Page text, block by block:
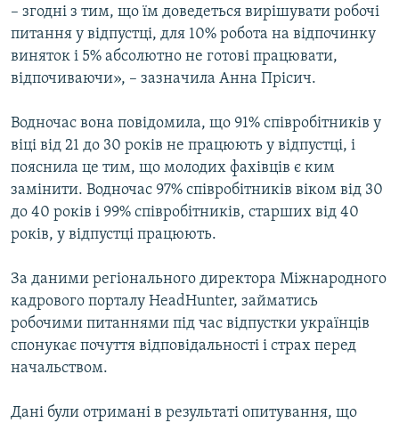
– згодні з тим, що їм доведеться вирішувати робочі
питання у відпустці, для 10% робота на відпочинку
виняток і 5% абсолютно не готові працювати,
відпочиваючи», – зазначила Анна Прісич.
Водночас вона повідомила, що 91% співробітників у
віці від 21 до 30 років не працюють у відпустці, і
пояснила це тим, що молодих фахівців є ким
замінити. Водночас 97% співробітників віком від 30
до 40 років і 99% співробітників, старших від 40
років, у відпустці працюють.
За даними регіонального директора Міжнародного
кадрового порталу HeadHunter, займатись
робочими питаннями під час відпустки українців
спонукає почуття відповідальності і страх перед
начальством.
Дані були отримані в результаті опитування, що